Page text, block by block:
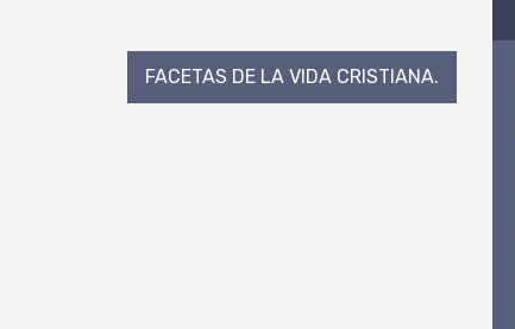
FACETAS DE LA VIDA CRISTIANA.